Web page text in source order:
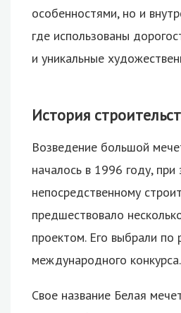
особенностями, но и
где использованы
и уникальные
История
Возведение большой
началось в 1996 году, при
непосредственному
предшествовало
проектом. Его выбрали по
международного конкурса.
Свое название Белая